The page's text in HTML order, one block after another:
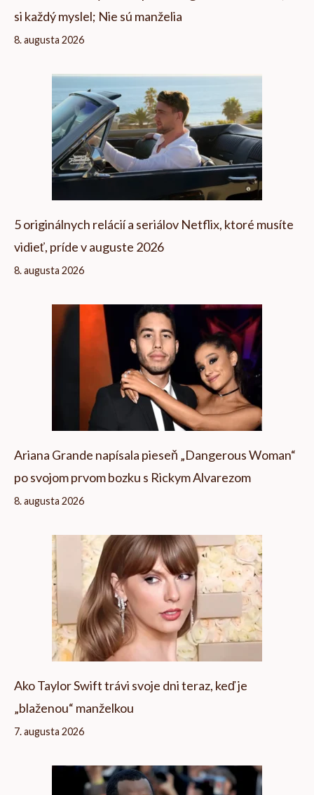
si každý myslel; Nie sú manželia
8. augusta 2026
5 originálnych relácií a seriálov Netflix, ktoré musíte
vidieť, príde v auguste 2026
8. augusta 2026
Ariana Grande napísala pieseň „Dangerous Woman“
po svojom prvom bozku s Rickym Alvarezom
8. augusta 2026
Ako Taylor Swift trávi svoje dni teraz, keď je
„blaženou“ manželkou
7. augusta 2026